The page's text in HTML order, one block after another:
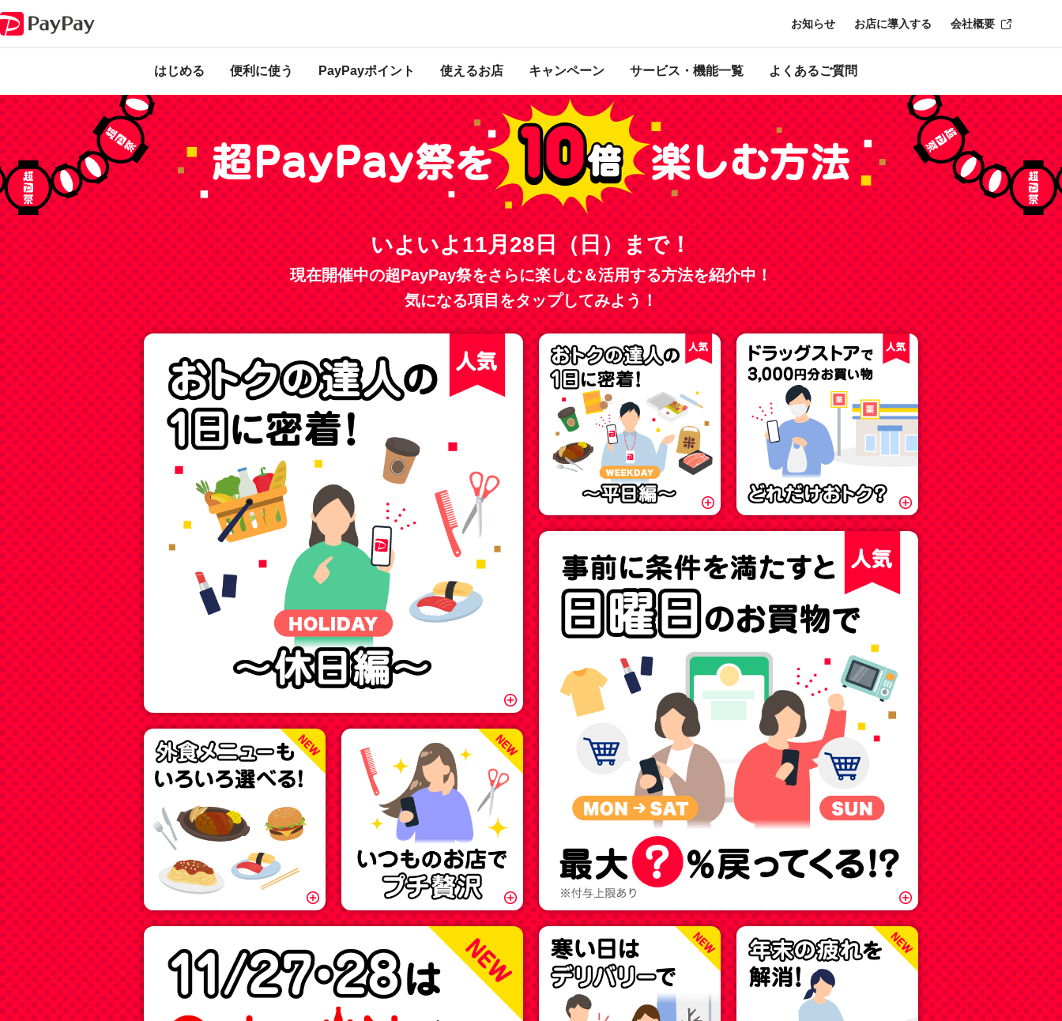
はじめる 便利に使う PayPayポイント 使えるお店 キャンペーン サービス・機能一覧 よくあるご質問
お知らせ お店に導入する 会社概要
ります。
いよいよ11月28日（日）まで！
現在開催中の超PayPay祭をさらに楽しむ＆活用する方法を紹介中！
気になる項目をタップしてみよう！